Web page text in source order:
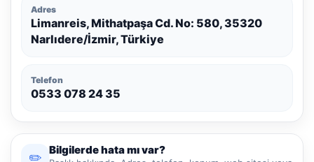
Adres
Limanreis, Mithatpaşa Cd. No: 580, 35320
Narlıdere/İzmir, Türkiye
Telefon
0533 078 24 35
✏️
Bilgilerde hata mı var?